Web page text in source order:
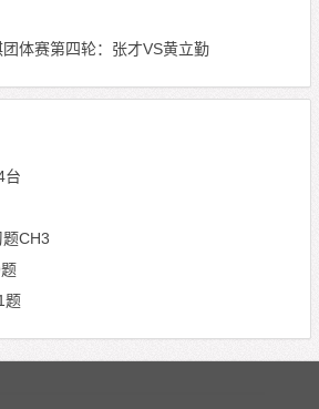
体赛第四轮：张才VS黄立勤
台
CH3
题